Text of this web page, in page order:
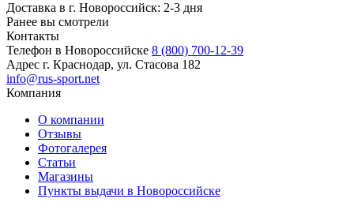
Доставка в г. Новороссийск: 2-3 дня
Ранее вы смотрели
Контакты
Телефон в Новороссийске 8 (800) 700-12-39
Адрес г. Краснодар, ул. Стасова 182
info@rus-sport.net
Компания
О компании
Отзывы
Фотогалерея
Статьи
Магазины
Пункты выдачи в Новороссийске